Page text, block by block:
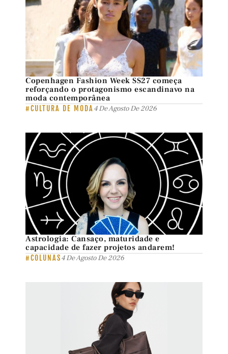
Copenhagen Fashion Week SS27 começa
reforçando o protagonismo escandinavo na
moda contemporânea
#CULTURA DE MODA4 De Agosto De 2026
Astrologia: Cansaço, maturidade e
capacidade de fazer projetos andarem!
#COLUNAS4 De Agosto De 2026